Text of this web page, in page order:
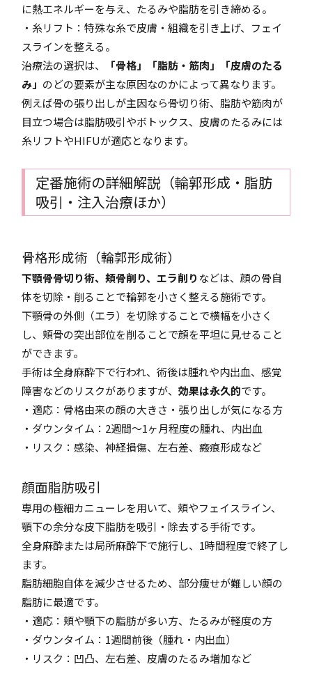
に熱エネルギーを与え、たるみや脂肪を引き締める。
・糸リフト：特殊な糸で皮膚・組織を引き上げ、フェイ
スラインを整える。
治療法の選択は、
「骨格」「脂肪・筋肉」「皮膚のたる
み」 のどの要素が主な原因なのかによって異なります。
例えば骨の張り出しが主因なら骨切り術、脂肪や筋肉が
目立つ場合は脂肪吸引やボトックス、皮膚のたるみには
糸リフトやHIFUが適応となります。
定番施術の詳細解説（輪郭形成・脂肪
吸引・注入治療ほか）
骨格形成術（輪郭形成術）
下顎骨骨切り術、頬骨削り、エラ削り などは、顔の骨自
体を切除・削ることで輪郭を小さく整える施術です。
下顎骨の外側（エラ）を切除することで横幅を小さく
し、頬骨の突出部位を削ることで顔を平坦に見せること
ができます。
手術は全身麻酔下で行われ、術後は腫れや内出血、感覚
障害などのリスクがありますが、効果は永久的です。
・適応：骨格由来の顔の大きさ・張り出しが気になる方
・ダウンタイム：2週間〜1ヶ月程度の腫れ、内出血
・リスク：感染、神経損傷、左右差、瘢痕形成など
顔面脂肪吸引
専用の極細カニューレを用いて、頬やフェイスライン、
顎下の余分な皮下脂肪を吸引・除去する手術です。
全身麻酔または局所麻酔下で施行し、1時間程度で終了し
ます。
脂肪細胞自体を減少させるため、部分痩せが難しい顔の
脂肪に最適です。
・適応：頬や顎下の脂肪が多い方、たるみが軽度の方
・ダウンタイム：1週間前後（腫れ・内出血）
・リスク：凹凸、左右差、皮膚のたるみ増加など